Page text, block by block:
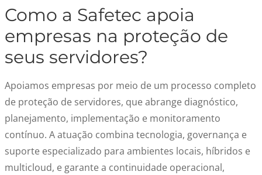
Como a Safetec apoia
empresas na proteção de
seus servidores?
Apoiamos empresas por meio de um processo completo
de proteção de servidores, que abrange diagnóstico,
planejamento, implementação e monitoramento
contínuo. A atuação combina tecnologia, governança e
suporte especializado para ambientes locais, híbridos e
multicloud, e garante a continuidade operacional,